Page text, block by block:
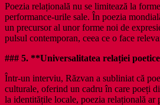
Poezia relațională nu se limitează la
performance-urile sale. În poezia
un precursor al unor forme noi de
pulsul contemporan, ceea ce o face
### 5. **Universalitatea relației
Într-un interviu, Răzvan a subliniat că
culturale, oferind un cadru în care poeți
la identitățile locale, poezia relațională ar